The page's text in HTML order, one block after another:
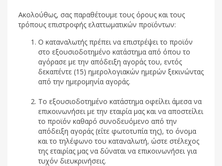
Ακολούθως, σας παραθέτουμε τους όρους και τους
τρόπους επιστροφής ελαττωματικών προϊόντων:
Ο καταναλωτής πρέπει να επιστρέψει το προϊόν
στο εξουσιοδοτημένο κατάστημα από όπου το
αγόρασε με την απόδειξη αγοράς του, εντός
δεκαπέντε (15) ημερολογιακών ημερών ξεκινώντας
από την ημερομηνία αγοράς.
Το εξουσιοδοτημένο κατάστημα οφείλει άμεσα να
επικοινωνήσει με την εταιρία μας και να αποστείλει
το προϊόν καθαρό συνοδευόμενο από την
απόδειξη αγοράς (είτε φωτοτυπία της), το όνομα
και το τηλέφωνο του καταναλωτή, ώστε στέλεχος
της εταιρίας μας να δύναται να επικοινωνήσει για
τυχόν διευκρινήσεις.